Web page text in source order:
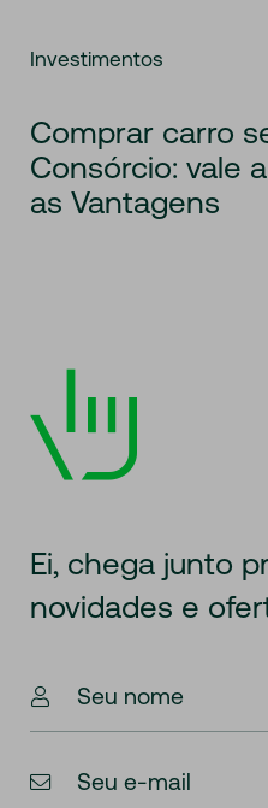
Investimentos
Comprar carro
Consórcio: vale
as Vantagens
Ei, chega junto
novidades e
Seu nome
Seu e-mail